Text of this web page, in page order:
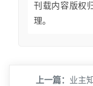
刊载内容版权
理。
上一篇： 业主